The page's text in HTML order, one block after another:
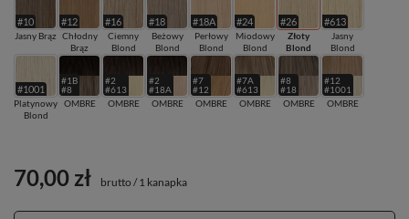
#10
Jasny Brąz
#12
Chłodny
Brąz
#16
Ciemny
Blond
#18
Beżowy
Blond
#18A
Perłowy
Blond
#24
Miodowy
Blond
#26
Złoty
Blond
#613
Jasny
Blond
#1001
Platynowy
Blond
#1B
#8
OMBRE
#2
#613
OMBRE
#2
#18A
OMBRE
#7
#12
OMBRE
#7A
#613
OMBRE
#8
#18
OMBRE
#12
#1001
OMBRE
70,00 zł brutto /1 kanapka